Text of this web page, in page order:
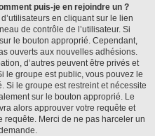
puis-je en rejoindre un ?
en cliquant sur le lien
de contrôle de l’utilisateur. Si
le bouton approprié. Cependant,
ouverts aux nouvelles adhésions.
d’autres peuvent être privés et
le groupe est public, vous pouvez le
Si le groupe est restreint et nécessite
sur le bouton approprié. Le
alors approuver votre requête et
Merci de ne pas harceler un